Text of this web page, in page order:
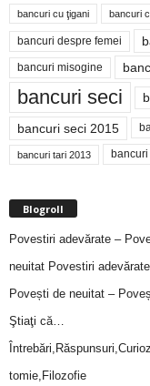
bancuri cu ţigani bancuri
bancuri despre femei
bancuri misogine
bancuri seci
bancuri seci 2015
bancuri tari 2013
Blogroll
Povestiri adevărate –
neuitat Povestiri
Povești de neuitat –
Ştiaţi că…
tomie,Filozofie